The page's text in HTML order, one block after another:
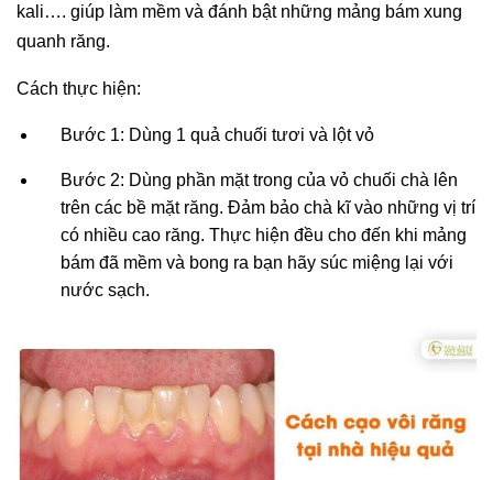
kali…. giúp làm mềm và đánh bật những mảng bám xung
quanh răng.
Cách thực hiện:
Bước 1: Dùng 1 quả chuối tươi và lột vỏ
Bước 2: Dùng phần mặt trong của vỏ chuối chà lên
trên các bề mặt răng. Đảm bảo chà kĩ vào những vị trí
có nhiều cao răng. Thực hiện đều cho đến khi mảng
bám đã mềm và bong ra bạn hãy súc miệng lại với
nước sạch.